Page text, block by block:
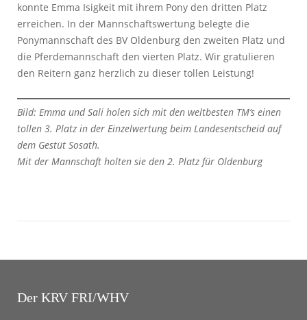
konnte Emma Isigkeit mit ihrem Pony den dritten Platz
erreichen. In der Mannschaftswertung belegte die
Ponymannschaft des BV Oldenburg den zweiten Platz und
die Pferdemannschaft den vierten Platz. Wir gratulieren
den Reitern ganz herzlich zu dieser tollen Leistung!
Bild: Emma und Sali holen sich mit den weltbesten TM’s einen
tollen 3. Platz in der Einzelwertung beim Landesentscheid auf
dem Gestüt Sosath.
Mit der Mannschaft holten sie den 2. Platz für Oldenburg
Der KRV FRI/WHV